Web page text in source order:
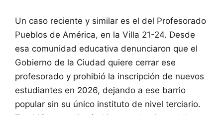
Un caso reciente y similar es el del Profesorado
Pueblos de América, en la Villa 21-24. Desde
esa comunidad educativa denunciaron que el
Gobierno de la Ciudad quiere cerrar ese
profesorado y prohibió la inscripción de nuevos
estudiantes en 2026, dejando a ese barrio
popular sin su único instituto de nivel terciario.